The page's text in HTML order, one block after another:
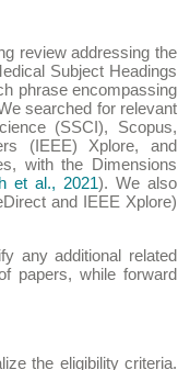
review addressing the
Subject Headings
phrase encompassing
searched for relevant
(SSCI), Scopus,
(IEEE) Xplore, and
with the Dimensions
et al., 2021). We also
and IEEE Xplore)
any additional related
papers, while forward
the eligibility criteria.